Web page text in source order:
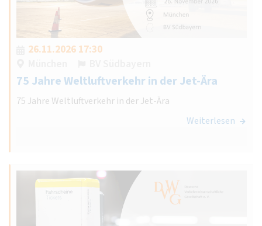
26.11.2026 17:30
75 Jahre Weltluftverkehr in der Jet-Ära
75 Jahre Weltluftverkehr in der Jet-Ära
Weiterlesen